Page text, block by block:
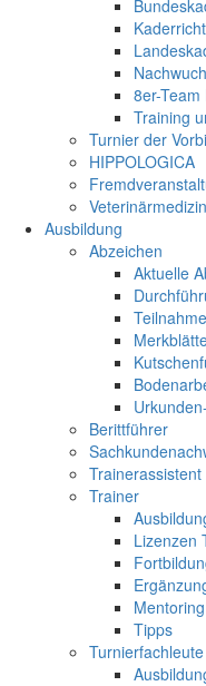
8er-
Training
Turnier der
HIPPOLOGICA
Veterinärmedizin
Ausbildung
Abzeichen
Aktuelle
Berittführer
Trainerassistent
Trainer
Lizenzen
Mentoring
Tipps
Turnierfachleute